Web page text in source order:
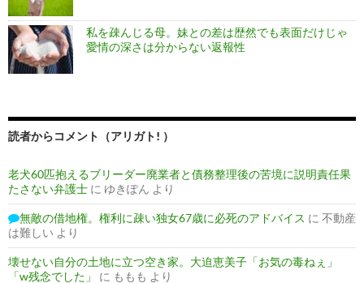
私を疎んじる母。妹との差は歴然でも表面だけじゃ
愛情の深さは分からない返報性
読者からコメント（アリガト! ）
老犬60匹抱えるブリーダー廃業者と債務整理後の苦境に説明責任果
たさない弁護士 に ゆきぽん より
無敵の借地権。権利に疎い独女67歳に必死のアドバイス に 不動産
は難しい より
壊せない自分の土地に立つ空き家。大迫恵美子「お気の毒ねぇ」
「w残念でした」
に ももも より